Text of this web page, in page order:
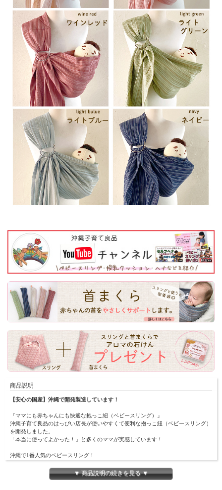
商品説明
【安心の国産】沖縄で開発製造しています！
『ママにも赤ちゃんにも快適な抱っこ紐（ベビースリング）』
沖縄子育て良品のはっぴい店長が使いやすくて便利な抱っこ紐（ベビースリング）
を開発しました。
「本当に使ってよかった！」と多くのママが実感しています！
沖縄で1番人気のベビースリング！
新生児から使えて赤ちゃんにとって楽な姿勢をキープ出来ます。
赤ちゃんもベビースリングの中でぐっすり寝てくれるので、ママも嬉しいそんなベ
▼ 商品説明の続きを見る ▼